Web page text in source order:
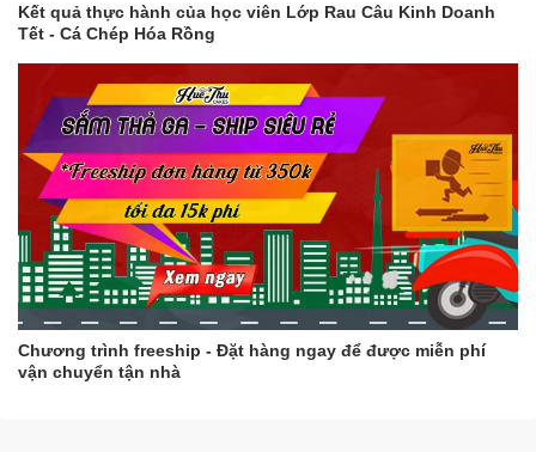
Kết quả thực hành của học viên Lớp Rau Câu Kinh Doanh
Tết - Cá Chép Hóa Rồng
Chương trình freeship - Đặt hàng ngay để được miễn phí
vận chuyển tận nhà